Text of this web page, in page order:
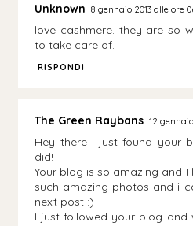
Unknown 8 gennaio 2013 alle ore
love cashmere. they are so
to take care of.
RISPONDI
The Green Raybans 12
Hey there I just found your
did!
Your blog is so amazing and
such amazing photos and i
next post :)
I just followed your blog